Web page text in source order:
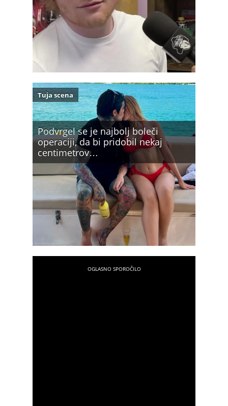
Podvrgel se je najbolj boleči
operaciji, da bi pridobil nekaj
centimetrov…
Tuja scena